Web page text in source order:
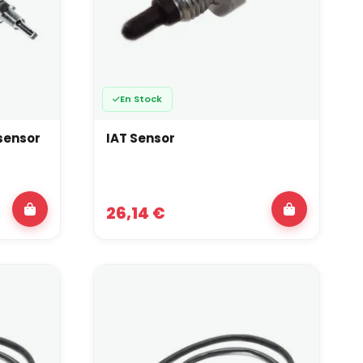
le nombre de perçages sur le bloc, un
possible. Ces capteurs synchronisent
au calculateur via un signal 0–5 V. Il est
sur la position et la vitesse du vilebrequin.
En Stock
IAT Sensor
26,14 €